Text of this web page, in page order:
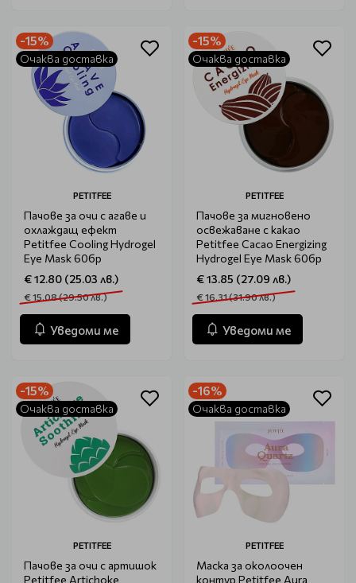
-15%
Очаква доставка
PETITFEE
Пачове за очи с агаве и
охлаждащ ефект
Petitfеe Cooling Hydrogel
Eye Mask 60бр
€ 12.80 (25.03 лв.)
€ 15.08 (29.50 лв.)
Уведоми ме
-15%
Очаква доставка
PETITFEE
Пачове за мигновено
освежаване с какао
Petitfee Cacao Energizing
Hydrogel Eye Mask 60бр
€ 13.85 (27.09 лв.)
€ 16.31 (31.90 лв.)
Уведоми ме
-15%
Очаква доставка
PETITFEE
Пачове за очи с артишок
Petitfee Artichoke
-16%
Очаква доставка
PETITFEE
Маска за околоочен
контур Petitfee Aura